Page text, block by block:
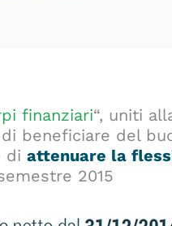
finanziari“, uniti
beneficiare del
di attenuare la
2015